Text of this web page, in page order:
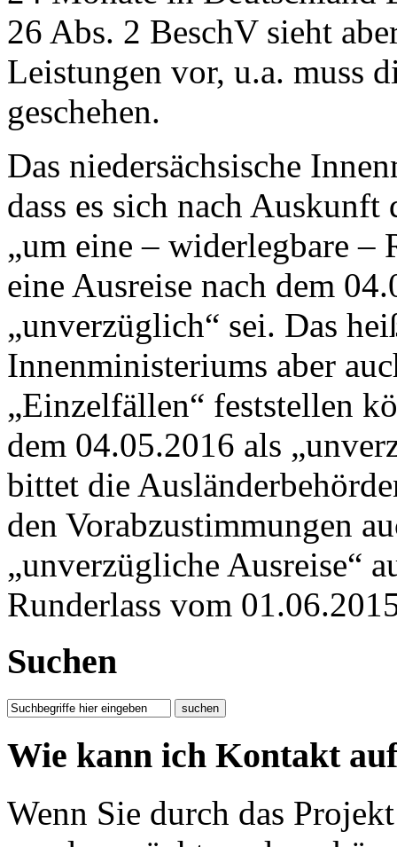
26 Abs. 2 BeschV sieht
Leistungen vor, u.a. muss
geschehen.
Das niedersächsische
dass es sich nach
„um eine – widerlegbare –
eine Ausreise nach dem
„unverzüglich“ sei. Das
Innenministeriums aber
„Einzelfällen“ feststellen
dem 04.05.2016 als
bittet die
den Vorabzustimmungen
„unverzügliche Ausreise“
Runderlass vom
Suchen
Wie kann ich Kontakt
Wenn Sie durch das